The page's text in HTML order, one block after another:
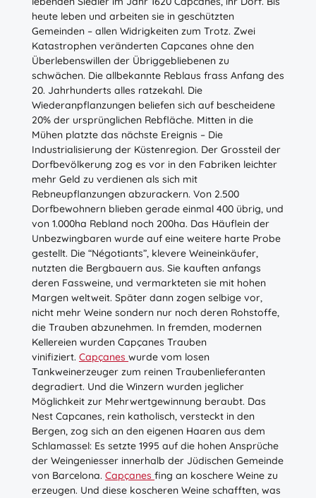
heute leben und arbeiten sie in geschützten
Gemeinden – allen Widrigkeiten zum Trotz. Zwei
Katastrophen veränderten Capcanes ohne den
Überlebenswillen der Übriggebliebenen zu
schwächen. Die allbekannte Reblaus frass Anfang des
20. Jahrhunderts alles ratzekahl. Die
Wiederanpflanzungen beliefen sich auf bescheidene
20% der ursprünglichen Rebfläche. Mitten in die
Mühen platzte das nächste Ereignis – Die
Industrialisierung der Küstenregion. Der Grossteil der
Dorfbevölkerung zog es vor in den Fabriken leichter
mehr Geld zu verdienen als sich mit
Rebneupflanzungen abzurackern. Von 2.500
Dorfbewohnern blieben gerade einmal 400 übrig, und
von 1.000ha Rebland noch 200ha. Das Häuflein der
Unbezwingbaren wurde auf eine weitere harte Probe
gestellt. Die “Négotiants”, klevere Weineinkäufer,
nutzten die Bergbauern aus. Sie kauften anfangs
deren Fassweine, und vermarkteten sie mit hohen
Margen weltweit. Später dann zogen selbige vor,
nicht mehr Weine sondern nur noch deren Rohstoffe,
die Trauben abzunehmen. In fremden, modernen
Kellereien wurden Capçanes Trauben
vinifiziert. Capçanes wurde vom losen
Tankweinerzeuger zum reinen Traubenlieferanten
degradiert. Und die Winzern wurden jeglicher
Möglichkeit zur Mehrwertgewinnung beraubt. Das
Nest Capcanes, rein katholisch, versteckt in den
Bergen, zog sich an den eigenen Haaren aus dem
Schlamassel: Es setzte 1995 auf die hohen Ansprüche
der Weingeniesser innerhalb der Jüdischen Gemeinde
von Barcelona. Capçanes fing an koschere Weine zu
erzeugen. Und diese koscheren Weine schafften, was